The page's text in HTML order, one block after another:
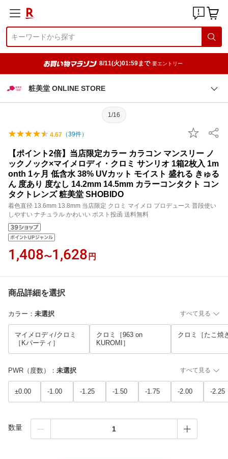
8/11(火)01:59まで 要エントリー
粧美堂 ONLINE STORE
1/16
4.67 （39件）
【ポイント2倍】当店限定カラー カラコン マンスリー ノ
ックノック×マイメロディ・クロミ サンリオ 1箱2枚入 1m
onth 1ヶ月 低含水 38% UVカット モイスト 盛れる きゅる
ん 度あり 度なし 14.2mm 14.5mm カラーコンタクト コン
タクトレンズ 粧美堂 SHOBIDO
着色直径 13.6mm 13.8mm 当店限定 クロミ マイメロ プロデュース 普段使い
しやすい ナチュラル かわいい ポスト投函 送料無料
1,408〜1,628 円
商品詳細を選択
カラー ： 未選択 すべて見る
マイメロディ/クロミ
［Kパーティ］
クロミ［963 on
KUROMI］
クロミ［たこ焼
PWR（度数） ： 未選択 すべて見る
±0.00 -1.00 -1.25 -1.50 -1.75 -2.00 -2.25
数量